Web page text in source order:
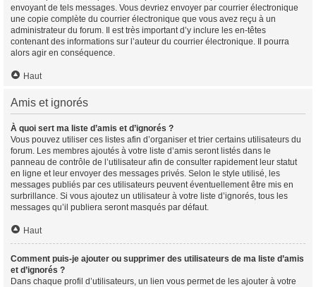
envoyant de tels messages. Vous devriez envoyer par courrier électronique
une copie complète du courrier électronique que vous avez reçu à un
administrateur du forum. Il est très important d’y inclure les en-têtes
contenant des informations sur l’auteur du courrier électronique. Il pourra
alors agir en conséquence.
Haut
Amis et ignorés
À quoi sert ma liste d’amis et d’ignorés ?
Vous pouvez utiliser ces listes afin d’organiser et trier certains utilisateurs du
forum. Les membres ajoutés à votre liste d’amis seront listés dans le
panneau de contrôle de l’utilisateur afin de consulter rapidement leur statut
en ligne et leur envoyer des messages privés. Selon le style utilisé, les
messages publiés par ces utilisateurs peuvent éventuellement être mis en
surbrillance. Si vous ajoutez un utilisateur à votre liste d’ignorés, tous les
messages qu’il publiera seront masqués par défaut.
Haut
Comment puis-je ajouter ou supprimer des utilisateurs de ma liste d’amis
et d’ignorés ?
Dans chaque profil d’utilisateurs, un lien vous permet de les ajouter à votre